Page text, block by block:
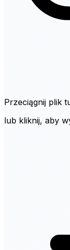
Przeciągnij plik
lub kliknij, aby